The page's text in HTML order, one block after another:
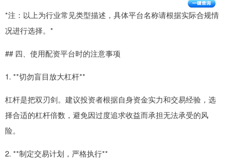
*注：以上为行业常见类型描述，具体平台名称请根据实际合规情
况进行选择。*
## 四、使用配资平台时的注意事项
1. **切勿盲目放大杠杆**
杠杆是把双刃剑。建议投资者根据自身资金实力和交易经验，选
择合适的杠杆倍数，避免因过度追求收益而承担无法承受的风
险。
2. **制定交易计划，严格执行**